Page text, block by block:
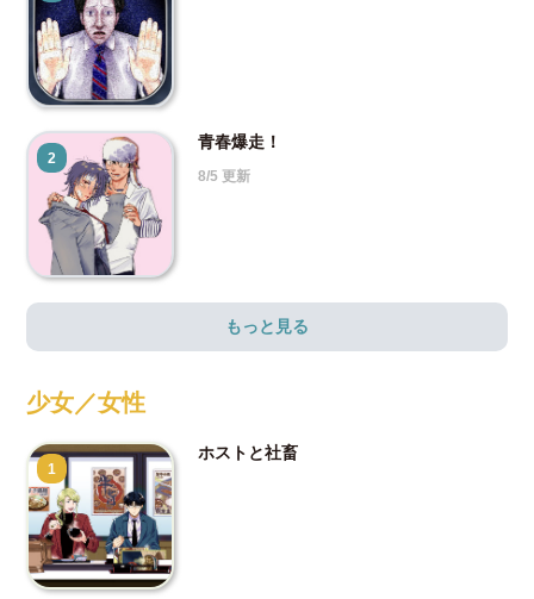
2
青春爆走！
8/5 更新
もっと見る
少女／女性
1
ホストと社畜